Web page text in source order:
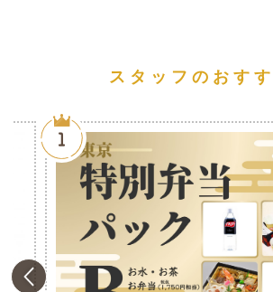
スタッフのおす